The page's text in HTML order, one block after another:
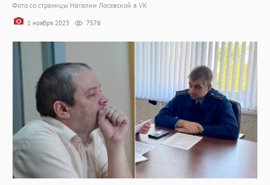
Фото со страницы Наталии Лосевской в VK
1 ноября 2023 7576